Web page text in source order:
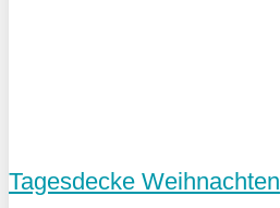
Tagesdecke Weihnachten